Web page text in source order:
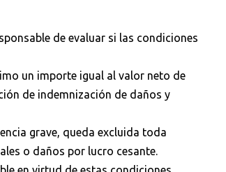
de evaluar si las condiciones
un importe igual al valor neto de
de indemnización de daños y
grave, queda excluida toda
o daños por lucro cesante.